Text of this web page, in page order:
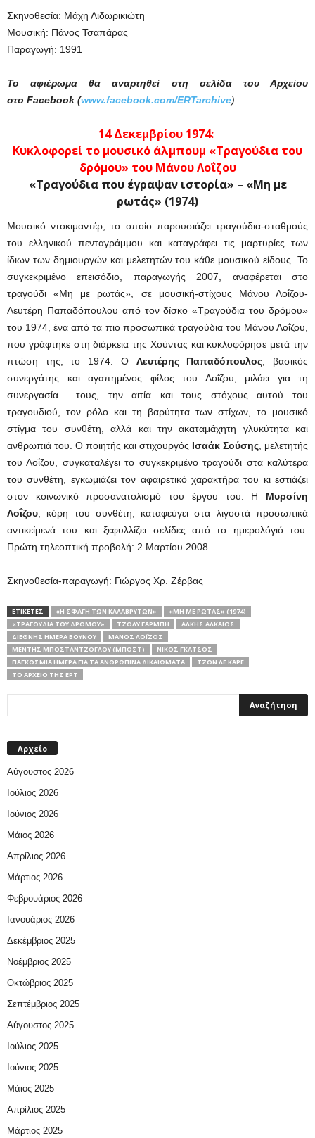
Σκηνοθεσία: Μάχη Λιδωρικιώτη
Μουσική: Πάνος Τσαπάρας
Παραγωγή: 1991
Το αφιέρωμα θα αναρτηθεί στη σελίδα του Αρχείου
στο Facebook (www.facebook.com/ERTarchive)
14 Δεκεμβρίου 1974:
Κυκλοφορεί το μουσικό άλμπουμ «Τραγούδια του
δρόμου» του Μάνου Λοΐζου
«Τραγούδια που έγραψαν ιστορία» – «Μη με
ρωτάς» (1974)
Μουσικό ντοκιμαντέρ, το οποίο παρουσιάζει τραγούδια-σταθμούς
του ελληνικού πενταγράμμου και καταγράφει τις μαρτυρίες των
ίδιων των δημιουργών και μελετητών του κάθε μουσικού είδους. Το
συγκεκριμένο επεισόδιο, παραγωγής 2007, αναφέρεται στο
τραγούδι «Μη με ρωτάς», σε μουσική-στίχους Μάνου Λοΐζου-
Λευτέρη Παπαδόπουλου από τον δίσκο «Τραγούδια του δρόμου»
του 1974, ένα από τα πιο προσωπικά τραγούδια του Μάνου Λοΐζου,
που γράφτηκε στη διάρκεια της Χούντας και κυκλοφόρησε μετά την
πτώση της, το 1974. Ο Λευτέρης Παπαδόπουλος , βασικός
συνεργάτης και αγαπημένος φίλος του Λοΐζου, μιλάει για τη
συνεργασία τους, την αιτία και τους στόχους αυτού του
τραγουδιού, τον ρόλο και τη βαρύτητα των στίχων, το μουσικό
στίγμα του συνθέτη, αλλά και την ακαταμάχητη γλυκύτητα και
ανθρωπιά του. Ο ποιητής και στιχουργός Ισαάκ Σούσης , μελετητής
του Λοΐζου, συγκαταλέγει το συγκεκριμένο τραγούδι στα καλύτερα
του συνθέτη, εγκωμιάζει τον αφαιρετικό χαρακτήρα του κι εστιάζει
στον κοινωνικό προσανατολισμό του έργου του. Η Μυρσίνη
Λοΐζου , κόρη του συνθέτη, καταφεύγει στα λιγοστά προσωπικά
αντικείμενά του και ξεφυλλίζει σελίδες από το ημερολόγιό του.
Πρώτη τηλεοπτική προβολή: 2 Μαρτίου 2008.
Σκηνοθεσία-παραγωγή: Γιώργος Χρ. Ζέρβας
ΕΤΙΚΕΤΕΣ «Η ΣΦΑΓΉ ΤΩΝ ΚΑΛΑΒΡΎΤΩΝ»
«ΜΗ ΜΕ ΡΩΤΆΣ» (1974)
«ΤΡΑΓΟΎΔΙΑ ΤΟΥ ΔΡΌΜΟΥ»
TΖΌΛΥ ΓΑΡΜΠΉ
ΆΛΚΗΣ ΑΛΚΑΊΟΣ
ΔΙΕΘΝΉΣ ΗΜΈΡΑ ΒΟΥΝΟΎ
ΜΆΝΟΣ ΛΟΪ́ΖΟΣ
ΜΈΝΤΗΣ ΜΠΟΣΤΑΝΤΖΌΓΛΟΥ (ΜΠΟΣΤ)
ΝΊΚΟΣ ΓΚΆΤΣΟΣ
ΠΑΓΚΌΣΜΙΑ ΗΜΈΡΑ ΓΙΑ ΤΑ ΑΝΘΡΏΠΙΝΑ ΔΙΚΑΙΏΜΑΤΑ
ΤΖΟΝ ΛΕ ΚΑΡΈ
ΤΟ ΑΡΧΕΊΟ ΤΗΣ ΕΡΤ
Αρχείο
Αύγουστος 2026
Ιούλιος 2026
Ιούνιος 2026
Μάιος 2026
Απρίλιος 2026
Μάρτιος 2026
Φεβρουάριος 2026
Ιανουάριος 2026
Δεκέμβριος 2025
Νοέμβριος 2025
Οκτώβριος 2025
Σεπτέμβριος 2025
Αύγουστος 2025
Ιούλιος 2025
Ιούνιος 2025
Μάιος 2025
Απρίλιος 2025
Μάρτιος 2025